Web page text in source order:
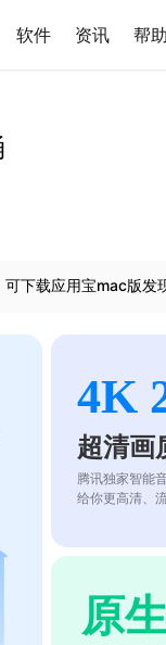
软件 资讯 帮
下载应用宝mac版发
4K
超清画
腾讯独家智能
给你更高清、
原